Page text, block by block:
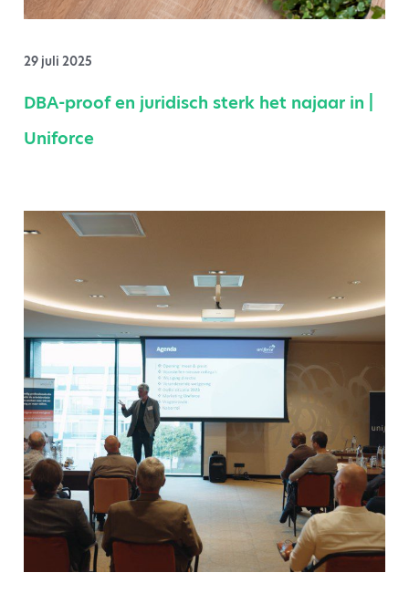
29 juli 2025
DBA-proof en juridisch sterk het najaar in |
Uniforce